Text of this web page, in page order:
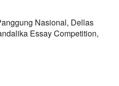
Nasional, Dellas
Essay Competition,